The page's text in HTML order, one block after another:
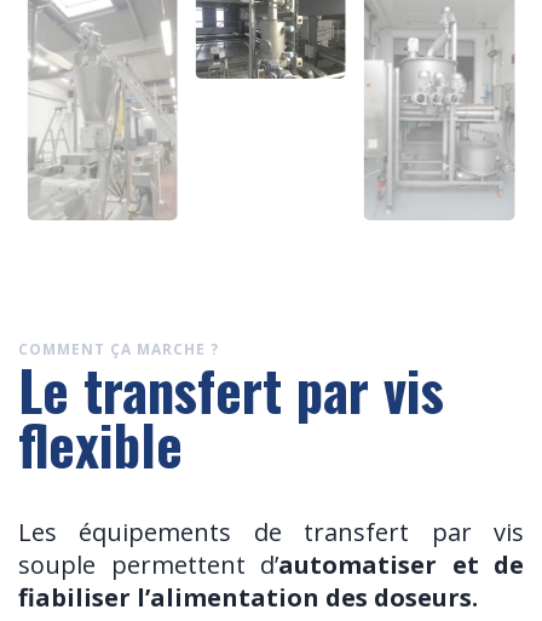
COMMENT ÇA MARCHE ?
Le transfert par vis
flexible
Les équipements de transfert par vis
souple permettent d’automatiser et de
fiabiliser l’alimentation des doseurs.